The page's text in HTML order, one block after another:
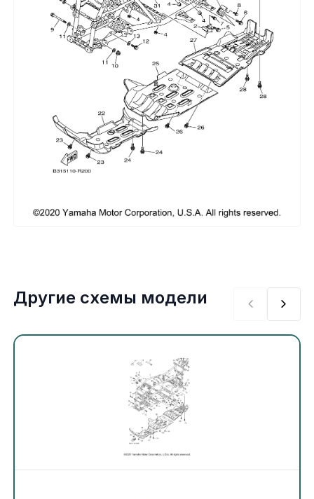
Топливная система
Тормозная система
Трансмиссия
Управление
Электрика
Другое
Движители (гребные винты)
Другие схемы модели